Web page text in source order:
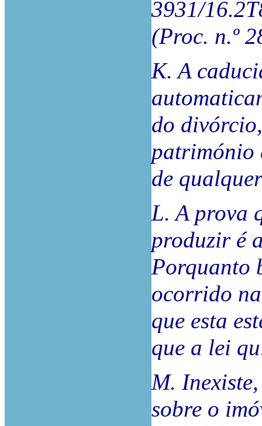
3931/
(Proc. n.º
K. A
do
património
de
L. A prova
produzir é
Porquanto
ocorrido
que esta
que a lei
M.
sobre o